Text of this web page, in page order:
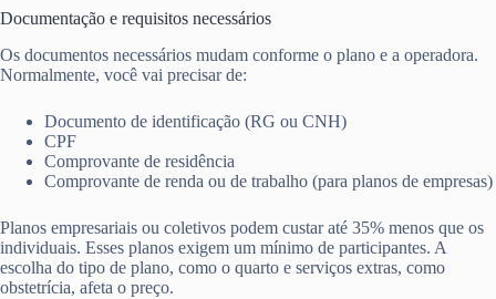
Documentação e requisitos necessários
Os documentos necessários mudam conforme o plano e a operadora.
Normalmente, você vai precisar de:
Documento de identificação (RG ou CNH)
CPF
Comprovante de residência
Comprovante de renda ou de trabalho (para planos de empresas)
Planos empresariais ou coletivos podem custar até 35% menos que os
individuais. Esses planos exigem um mínimo de participantes. A
escolha do tipo de plano, como o quarto e serviços extras, como
obstetrícia, afeta o preço.